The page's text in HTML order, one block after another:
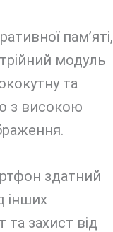
пам’яті,
модуль
та
з високою
здатний
інших
та захист від